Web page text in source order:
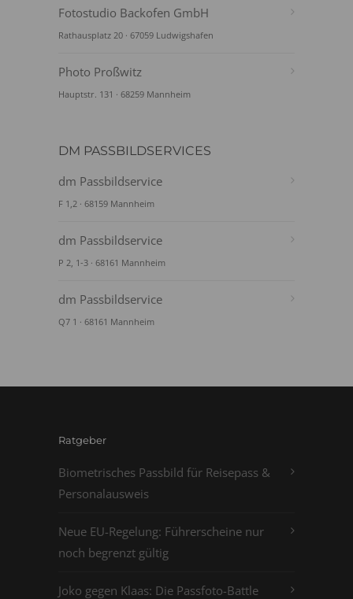
Fotostudio Backofen GmbH
Rathausplatz 20 · 67059 Ludwigshafen
Photo Proßwitz
Hauptstr. 131 · 68259 Mannheim
DM PASSBILDSERVICES
dm Passbildservice
F 1,2 · 68159 Mannheim
dm Passbildservice
P 2, 1-3 · 68161 Mannheim
dm Passbildservice
Q7 1 · 68161 Mannheim
Ratgeber
Biometrisches Passbild für Reisepass &
Personalausweis
Neue EU-Regelung: Führerscheine nur
noch begrenzt gültig
Joko gegen Klaas: Die Passfoto-Battle